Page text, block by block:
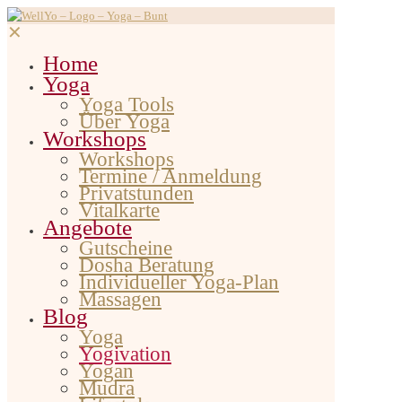
✕
Home
Yoga
Yoga Tools
Über Yoga
Workshops
Workshops
Termine / Anmeldung
Privatstunden
Vitalkarte
Angebote
Gutscheine
Dosha Beratung
Individueller Yoga-Plan
Massagen
Blog
Yoga
Yogivation
Yogan
Mudra